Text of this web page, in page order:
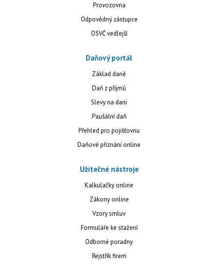
Provozovna
Odpovědný zástupce
OSVČ vedlejší
Daňový portál
Základ daně
Daň z příjmů
Slevy na dani
Paušální daň
Přehled pro pojišťovnu
Daňové přiznání online
Užitečné nástroje
Kalkulačky online
Zákony online
Vzory smluv
Formuláře ke stažení
Odborné poradny
Rejstřík firem